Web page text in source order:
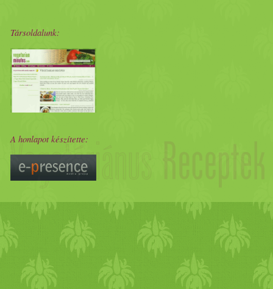
Társoldalunk:
A honlapot készítette: